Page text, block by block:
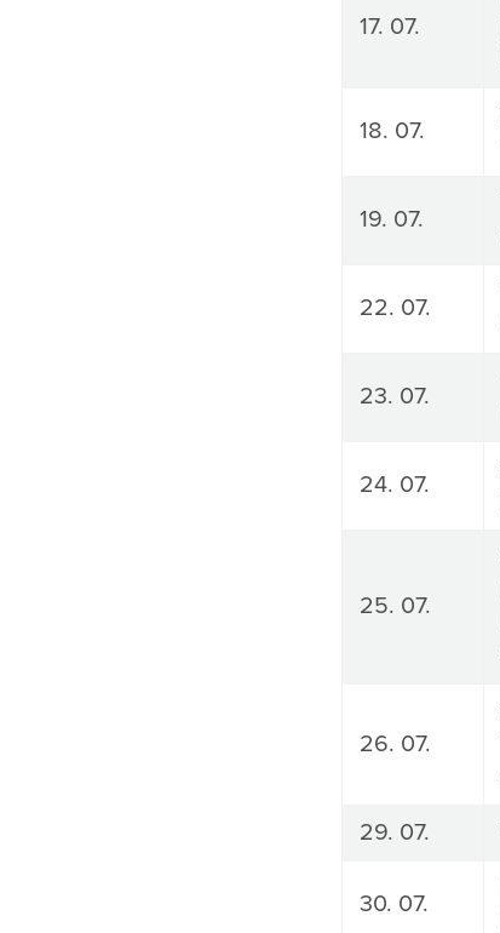
17. 07.
18. 07.
19. 07.
22. 07.
23. 07.
24. 07.
25. 07.
26. 07.
29. 07.
30. 07.